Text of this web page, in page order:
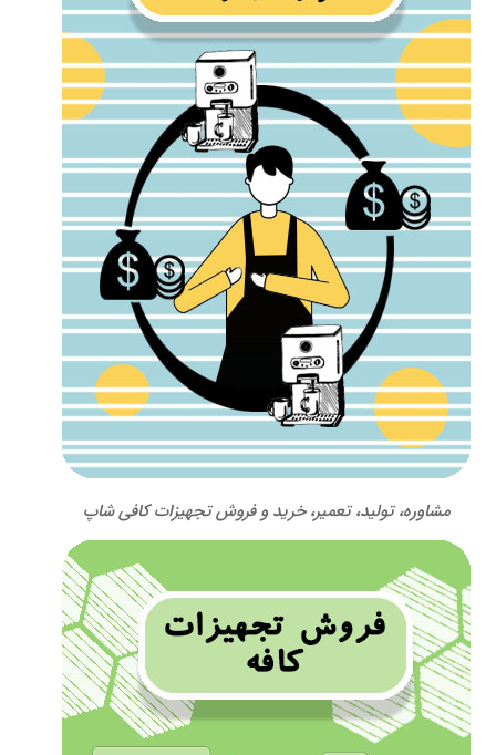
مشاوره، تولید، تعمیر، خرید و فروش تجهیزات کافی شاپ